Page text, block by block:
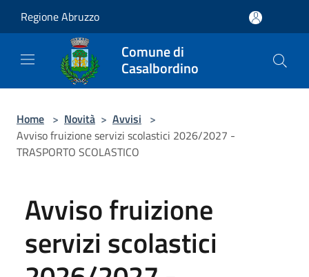
Regione Abruzzo
Comune di
Casalbordino
Home > Novità > Avvisi >
Avviso fruizione servizi scolastici 2026/2027 -
TRASPORTO SCOLASTICO
Avviso fruizione
servizi scolastici